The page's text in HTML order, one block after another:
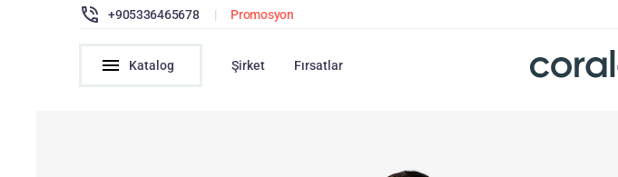
+905336465678 | Promosyon
Katalog Şirket Fırsatlar